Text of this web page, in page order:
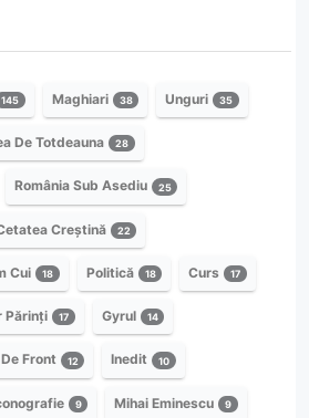
145 Maghiari 38 Unguri 35
De Totdeauna 28
România Sub Asediu 25
Creștină 22
Cui 18 Politică 18 Curs 17
Părinți 17 Gyrul 14
Front 12 Inedit 10
9 Mihai Eminescu 9